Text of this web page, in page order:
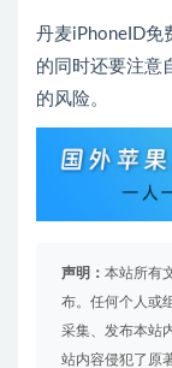
丹麦iPhoneID免
的同时还要注意
的风险。
声明： 本站所有
布。任何个人或
采集、发布本站
站内容侵犯了原